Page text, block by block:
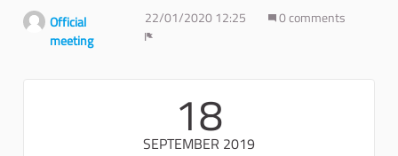
Official
meeting
22/01/2020 12:25
0 comments
18
SEPTEMBER 2019